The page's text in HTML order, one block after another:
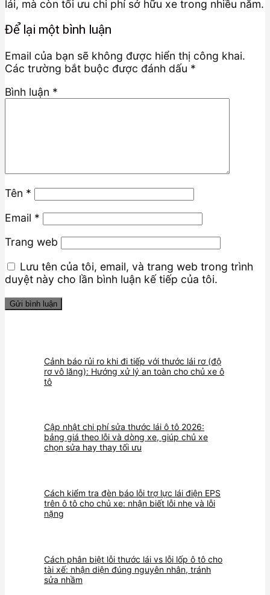
lái, mà còn tối ưu chi phí sở hữu xe trong nhiều năm.
Để lại một bình luận
Email của bạn sẽ không được hiển thị công khai.
Các trường bắt buộc được đánh dấu *
Bình luận *
Tên *
Email *
Trang web
Lưu tên của tôi, email, và trang web trong trình
duyệt này cho lần bình luận kế tiếp của tôi.
Cảnh báo rủi ro khi đi tiếp với thước lái rơ (độ
rơ vô lăng): Hướng xử lý an toàn cho chủ xe ô
tô
Cập nhật chi phí sửa thước lái ô tô 2026:
bảng giá theo lỗi và dòng xe, giúp chủ xe
chọn sửa hay thay tối ưu
Cách kiểm tra đèn báo lỗi trợ lực lái điện EPS
trên ô tô cho chủ xe: nhận biết lỗi nhẹ và lỗi
nặng
Cách phân biệt lỗi thước lái vs lỗi lốp ô tô cho
tài xế: nhận diện đúng nguyên nhân, tránh
sửa nhầm